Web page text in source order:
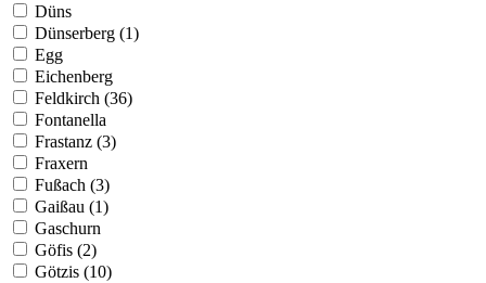
Düns
Dünserberg (1)
Egg
Eichenberg
Feldkirch (36)
Fontanella
Frastanz (3)
Fraxern
Fußach (3)
Gaißau (1)
Gaschurn
Göfis (2)
Götzis (10)